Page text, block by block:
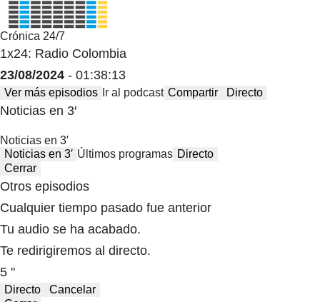
Crónica 24/7
1x24: Radio Colombia
23/08/2024 - 01:38:13
Ver más episodios Ir al podcast Compartir Directo
Noticias en 3′
Noticias en 3′
Noticias en 3′ Últimos programas Directo
Cerrar
Otros episodios
Cualquier tiempo pasado fue anterior
Tu audio se ha acabado.
Te redirigiremos al directo.
5 "
Directo
Cancelar